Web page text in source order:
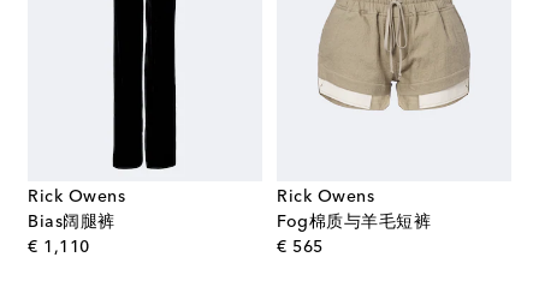
Rick Owens
Bias阔腿裤
€ 1,110original price
Rick Owens
Fog棉质与羊毛短裤
€ 565original price